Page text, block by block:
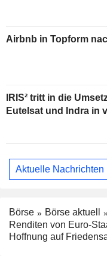
Airbnb in Topform
IRIS² tritt in die
Eutelsat und Indra in
Aktuelle Nachrichten
Börse
Börse aktuell
Renditen von Euro-
Hoffnung auf